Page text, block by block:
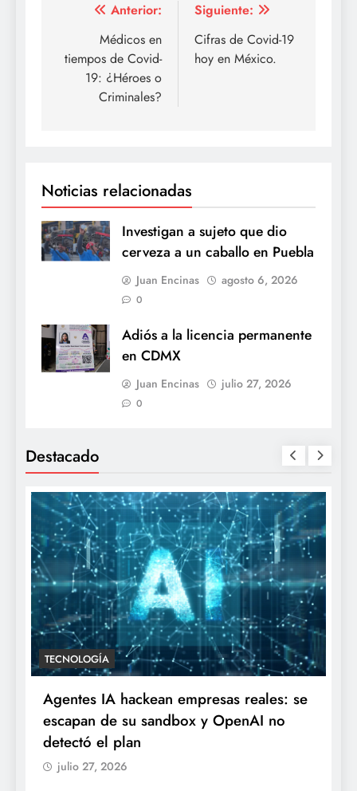
Navegación
entradas
Anterior:
Médicos en
tiempos de Covid-
19: ¿Héroes o
Criminales?
Siguiente:
Cifras de Covid-19
hoy en México.
Noticias relacionadas
Investigan a sujeto que dio
cerveza a un caballo en Puebla
Juan Encinas agosto 6, 2026
0
Adiós a la licencia permanente
en CDMX
Juan Encinas julio 27, 2026
0
Destacado
TECNOLOGÍA
Agentes IA hackean empresas reales: se
escapan de su sandbox y OpenAI no
detectó el plan
julio 27, 2026